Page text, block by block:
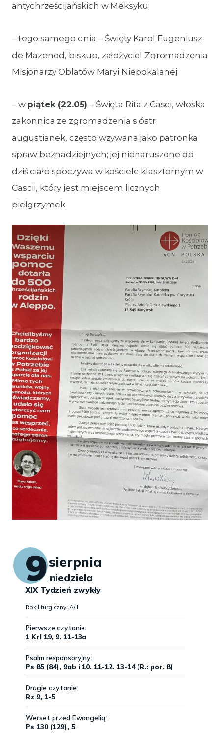
antychrześcijańskich w Meksyku;
– tego samego dnia – Święty Karol Eugeniusz
de Mazenod, biskup, założyciel Zgromadzenia
Misjonarzy Oblatów Maryi Niepokalanej;
– w piątek (22.05) – Święta Rita z Casci, włoska
zakonnica ze zgromadzenia sióstr
augustianek, często wzywana jako patronka
spraw beznadziejnych; jej nienaruszone do
dziś ciało spoczywa w kościele klasztornym w
Cascii, który jest miejscem licznych
pielgrzymek.